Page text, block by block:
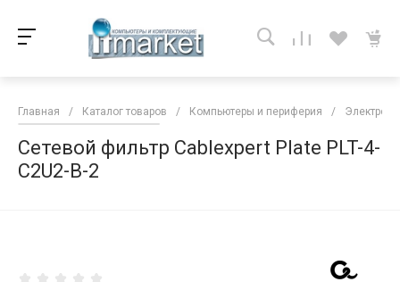
Главная / Каталог товаров / Компьютеры и периферия /
Сетевой фильтр Cablexpert Plate PLT-4-
C2U2-B-2